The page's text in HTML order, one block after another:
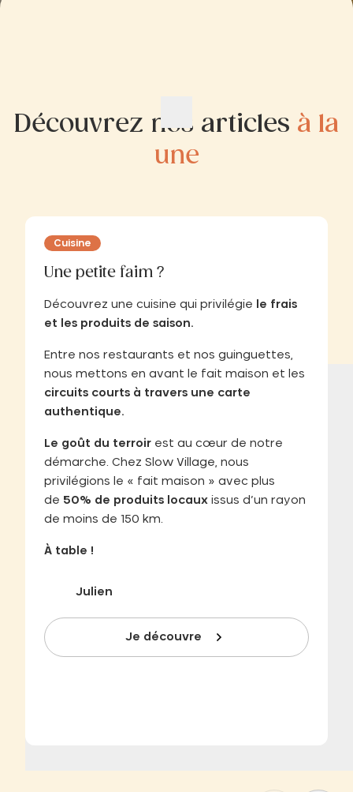
Découvrez nos articles à la
une
Cuisine
Une petite faim ?
Découvrez une cuisine qui privilégie
le frais
et les produits de saison.
Entre nos restaurants et nos guinguettes,
nous mettons en avant le fait maison et les
circuits courts à travers une carte
authentique.
Le goût du terroir est au cœur de notre
démarche. Chez Slow Village, nous
privilégions le « fait maison » avec plus
de 50% de produits locaux issus d’un rayon
de moins de 150 km.
À table !
Julien
Je découvre